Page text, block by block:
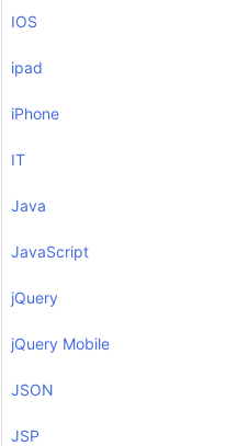
IOS
ipad
iPhone
IT
Java
JavaScript
jQuery
jQuery Mobile
JSON
JSP